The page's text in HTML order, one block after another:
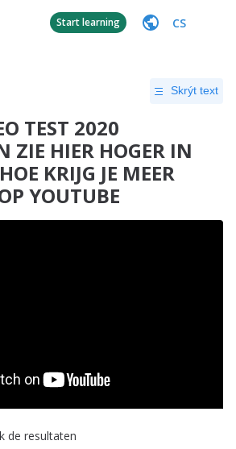
Start learning CS
Skrýt text
TEST 2020
ZIE HIER HOGER IN
KRIJG JE MEER
YOUTUBE
de resultaten